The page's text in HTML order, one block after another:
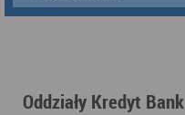
Oddziały Kredyt Bank